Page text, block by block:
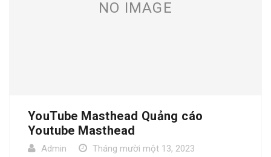
NO IMAGE
YouTube Masthead Quảng cáo
Youtube Masthead
Admin Tháng mười một 13, 2023